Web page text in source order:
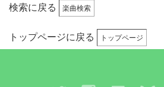
検索に戻る 楽曲検索
トップページに戻る トップページ